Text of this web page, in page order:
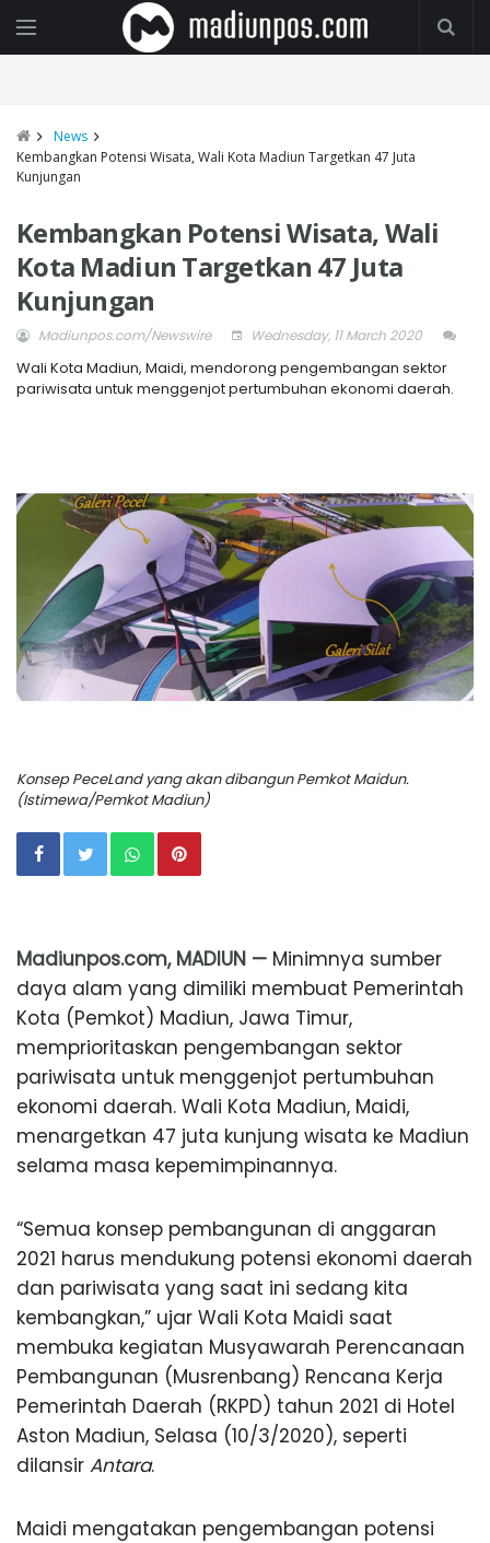
News
Kembangkan Potensi Wisata, Wali Kota Madiun Targetkan 47 Juta
Kunjungan
Kembangkan Potensi Wisata, Wali
Kota Madiun Targetkan 47 Juta
Kunjungan
Madiunpos.com/Newswire Wednesday, 11 March 2020
Wali Kota Madiun, Maidi, mendorong pengembangan sektor
pariwisata untuk menggenjot pertumbuhan ekonomi daerah.
Konsep PeceLand yang akan dibangun Pemkot Maidun.
(Istimewa/Pemkot Madiun)
Madiunpos.com, MADIUN — Minimnya sumber
daya alam yang dimiliki membuat Pemerintah
Kota (Pemkot) Madiun, Jawa Timur,
memprioritaskan pengembangan sektor
pariwisata untuk menggenjot pertumbuhan
ekonomi daerah. Wali Kota Madiun, Maidi,
menargetkan 47 juta kunjung wisata ke Madiun
selama masa kepemimpinannya.
“Semua konsep pembangunan di anggaran
2021 harus mendukung potensi ekonomi daerah
dan pariwisata yang saat ini sedang kita
kembangkan,” ujar Wali Kota Maidi saat
membuka kegiatan Musyawarah Perencanaan
Pembangunan (Musrenbang) Rencana Kerja
Pemerintah Daerah (RKPD) tahun 2021 di Hotel
Aston Madiun, Selasa (10/3/2020), seperti
dilansir Antara.
Maidi mengatakan pengembangan potensi